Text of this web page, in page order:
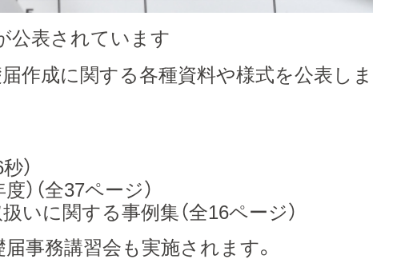
公表されています
作成に関する各種資料や様式を公表しま
）
（全37ページ）
いに関する事例集（全16ページ）
事務講習会も実施されます。